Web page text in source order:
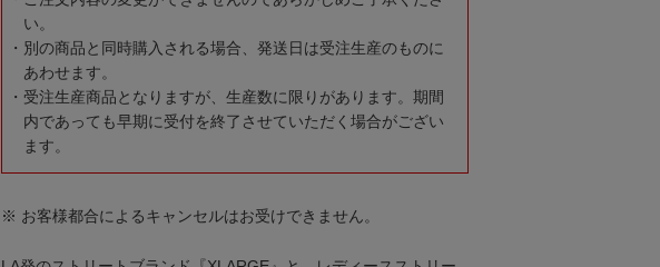
い。
別の商品と同時購入される場合、発送日は受注生産のものに
あわせます。
受注生産商品となりますが、生産数に限りがあります。期間
内であっても早期に受付を終了させていただく場合がござい
ます。
※ お客様都合によるキャンセルはお受けできません。